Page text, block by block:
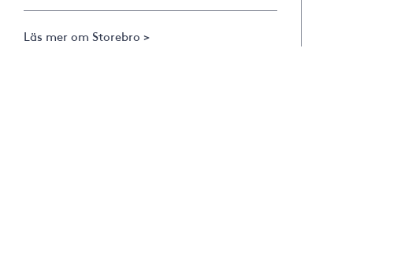
Läs mer om Storebro >